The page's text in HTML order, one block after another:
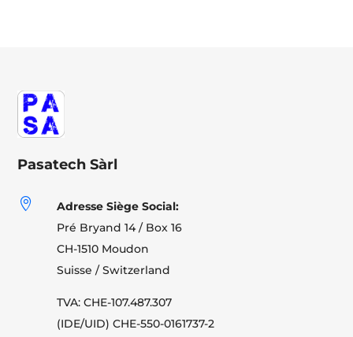
Pasatech Sàrl

Adresse Siège Social:
Pré Bryand 14 / Box 16
CH-1510 Moudon
Suisse / Switzerland
TVA: CHE-107.487.307
(IDE/UID) CHE-550-0161737-2